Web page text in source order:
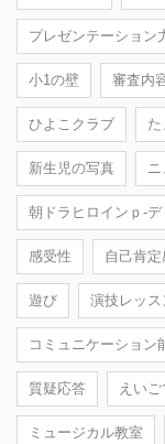
プレゼンテーション
小1の壁 審査内
ひよこクラブ
新生児の写真
朝ドラヒロインｐ-デ
感受性 自己肯定
遊び 演技レッス
コミュニケーション
質疑応答 えい
ミュージカル教室